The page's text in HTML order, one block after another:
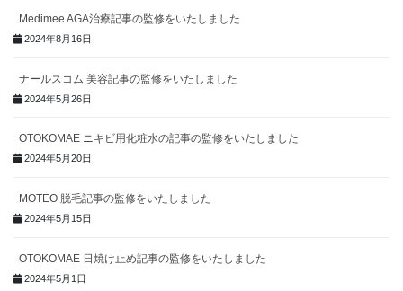
Medimee AGA治療記事の監修をいたしました
2024年8月16日
ナールスコム 美容記事の監修をいたしました
2024年5月26日
OTOKOMAE ニキビ用化粧水の記事の監修をいたしました
2024年5月20日
MOTEO 脱毛記事の監修をいたしました
2024年5月15日
OTOKOMAE 日焼け止め記事の監修をいたしました
2024年5月1日